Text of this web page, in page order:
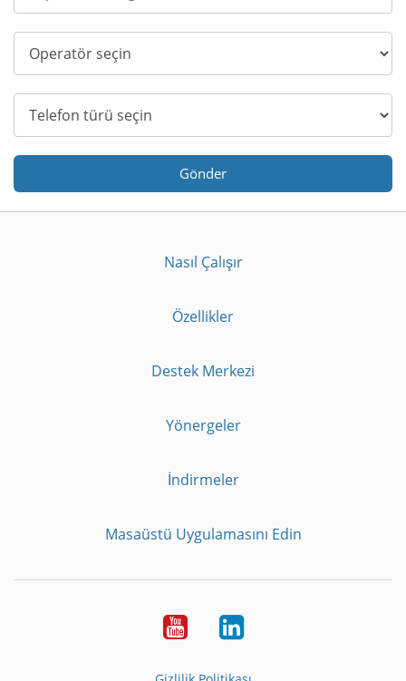
Gönder
Nasıl Çalışır
Özellikler
Destek Merkezi
Yönergeler
İndirmeler
Masaüstü Uygulamasını Edin
YoutubeLinkedIn